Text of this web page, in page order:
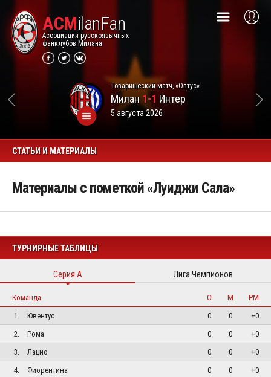
ACMilanFan
Ассоциация русскоязычных
фанклубов Милана
Товарищеский матч, «Оптус»
Милан1-1 Интер
5 августа 2026
СТАТЬИ И МАТЕРИАЛЫ
Материалы с пометкой «Луиджи Сала»
ТУРНИРНЫЕ ТАБЛИЦЫ
Серия А Лига Чемпионов
Команда О М
РМ
1.
Ювентус 0 0
+0
2.
Рома 0 0
+0
3.
Лацио 0 0
+0
4.
Фиорентина 0 0
+0